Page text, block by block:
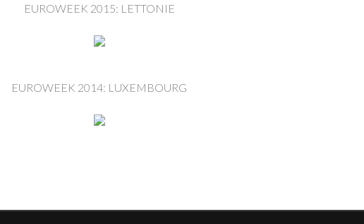
EUROWEEK 2015: LETTONIE
EUROWEEK 2014: LUXEMBOURG